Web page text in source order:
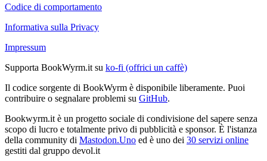
Codice di comportamento
Informativa sulla Privacy
Impressum
Supporta BookWyrm.it su ko-fi (offrici un caffè)
Il codice sorgente di BookWyrm è disponibile liberamente. Puoi
contribuire o segnalare problemi su GitHub.
Bookwyrm.it è un progetto sociale di condivisione del sapere senza
scopo di lucro e totalmente privo di pubblicità e sponsor. È l'istanza
della community di Mastodon.Uno ed è uno dei 30 servizi online
gestiti dal gruppo devol.it